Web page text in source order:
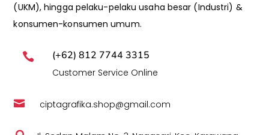
(UKM), hingga pelaku-pelaku usaha besar (Industri) &
konsumen-konsumen umum.
 (+62) 812 7744 3315
Customer Service Online
 ciptagrafika.shop@gmail.com